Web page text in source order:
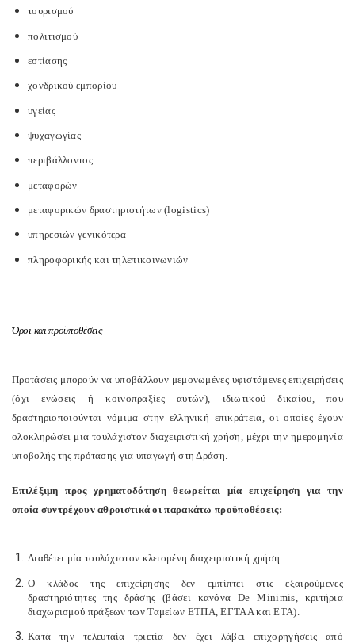
τουρισμού
πολιτισμού
εστίασης
χονδρικού εμπορίου
υγείας
ψυχαγωγίας
περιβάλλοντος
μεταφορών
μεταφορικών δραστηριοτήτων (logistics)
υπηρεσιών γενικότερα
πληροφορικής και τηλεπικοινωνιών
Όροι και προϋποθέσεις
Προτάσεις μπορούν να υποβάλλουν μεμονωμένες υφιστάμενες επιχειρήσεις
(όχι ενώσεις ή κοινοπραξίες αυτών), ιδιωτικού δικαίου, που
δραστηριοποιούνται νόμιμα στην ελληνική επικράτεια, οι οποίες έχουν
ολοκληρώσει μια τουλάχιστον διαχειριστική χρήση, μέχρι την ημερομηνία
υποβολής της πρότασης για υπαγωγή στη Δράση.
Επιλέξιμη προς χρηματοδότηση θεωρείται μία επιχείρηση για την
οποία συντρέχουν αθροιστικά οι παρακάτω προϋποθέσεις:
Διαθέτει μία τουλάχιστον κλεισμένη διαχειριστική χρήση.
Ο κλάδος της επιχείρησης δεν εμπίπτει στις εξαιρούμενες
δραστηριότητες της δράσης (βάσει κανόναDe Minimis , κριτήρια
διαχωρισμού πράξεων των Ταμείων ΕΤΠΑ, ΕΓΤΑΑ και ΕΤΑ).
Κατά την τελευταία τριετία δεν έχει λάβει επιχορηγήσεις από